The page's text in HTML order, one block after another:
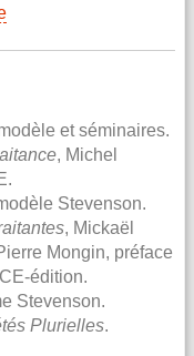
et séminaires.
, Michel
Stevenson.
, Mickaël
Mongin, préface
édition.
Stevenson.
Plurielles.